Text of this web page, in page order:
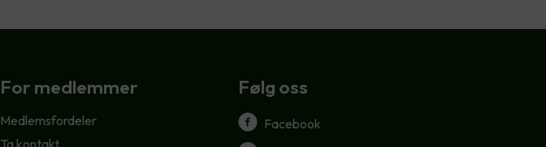
For medlemmer
Medlemsfordeler
Følg oss
Facebook